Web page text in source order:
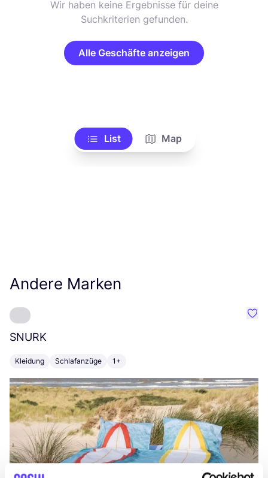
Wir haben keine Ergebnisse für deine
Suchkriterien gefunden.
Alle Geschäfte anzeigen
List Map
Andere Marken
SNURK
Kleidung Schlafanzüge 1+